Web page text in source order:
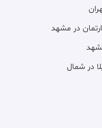
در مشهد
در شمال